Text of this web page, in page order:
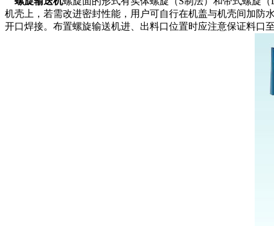
机壳上，若需改进密封性能，用户可自行在机盖与机壳间加防
开口焊接。布置螺旋输送机进、出料口位置时应注意保证料口